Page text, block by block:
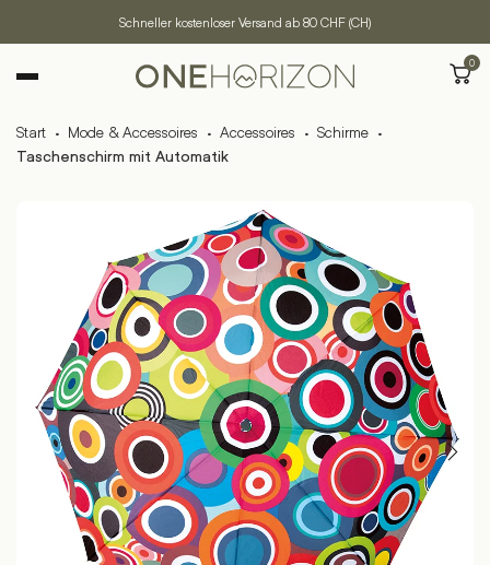
Schneller kostenloser Versand ab 80 CHF (CH)
0
Start · Mode & Accessoires · Accessoires · Schirme ·
Taschenschirm mit Automatik